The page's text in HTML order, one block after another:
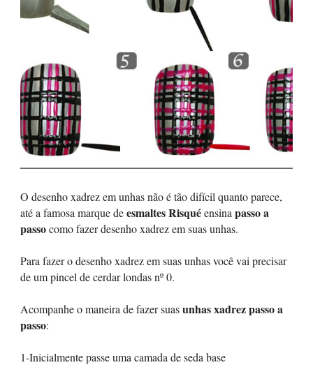
O desenho xadrez em unhas não é tão difícil quanto parece,
até a famosa marque deesmaltes Risquéensina passo a
passocomo fazer desenho xadrez em suas unhas.
Para fazer o desenho xadrez em suas unhas você vai precisar
de um pincel de cerdar londas nº 0.
Acompanhe o maneira de fazer suasunhas xadrez passo a
passo:
1-Inicialmente passe uma camada de seda base